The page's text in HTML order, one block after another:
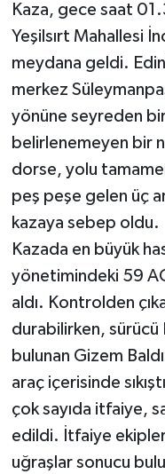
Kaza, gece saat
Yeşilsırt Mahallesi
meydana geldi.
merkez
yönüne seyreden
belirlenemeyen bir
dorse, yolu
peş peşe gelen üç
kazaya sebep oldu.
Kazada en büyük
yönetimindeki 59
aldı. Kontrolden
durabilirken, sürücü
bulunan Gizem
araç içerisinde
çok sayıda itfaiye,
edildi. İtfaiye
uğraşlar sonucu